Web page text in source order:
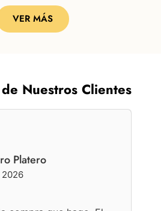
VER MÁS
Nuestros Clientes
Platero
2026